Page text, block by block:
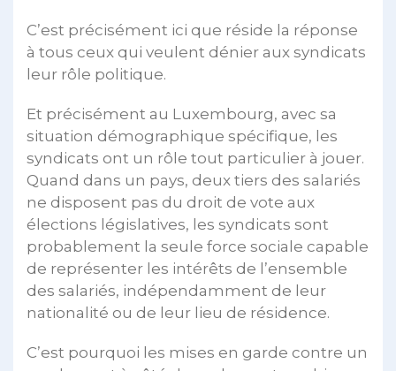
C’est précisément ici que réside la réponse
à tous ceux qui veulent dénier aux syndicats
leur rôle politique.
Et précisément au Luxembourg, avec sa
situation démographique spécifique, les
syndicats ont un rôle tout particulier à jouer.
Quand dans un pays, deux tiers des salariés
ne disposent pas du droit de vote aux
élections législatives, les syndicats sont
probablement la seule force sociale capable
de représenter les intérêts de l’ensemble
des salariés, indépendamment de leur
nationalité ou de leur lieu de résidence.
C’est pourquoi les mises en garde contre un